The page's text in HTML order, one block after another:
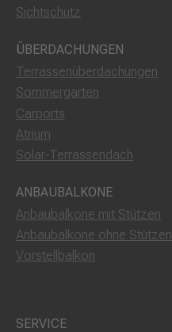
Sichtschutz
ÜBERDACHUNGEN
Terrassenüberdachungen
Sommergarten
Carports
Atrium
Solar-Terrassendach
ANBAUBALKONE
Anbaubalkone mit Stützen
Anbaubalkone ohne Stützen
Vorstellbalkon
SERVICE